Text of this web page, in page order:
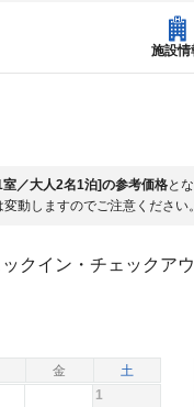
施設情
室／大人2名1泊]の参考価格と
動しますのでご注意ください。
クイン・チェックア
金 土
1